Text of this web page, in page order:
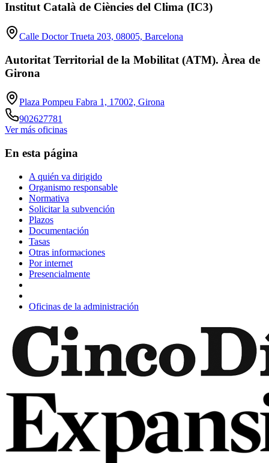
Institut Català de Ciències del Clima (IC3)
Calle Doctor Trueta 203, 08005, Barcelona
Autoritat Territorial de la Mobilitat (ATM). Àrea de
Girona
Plaza Pompeu Fabra 1, 17002, Girona
902627781
Ver más oficinas
En esta página
A quién va dirigido
Organismo responsable
Normativa
Solicitar la subvención
Plazos
Documentación
Tasas
Otras informaciones
Por internet
Presencialmente
Oficinas de la administración